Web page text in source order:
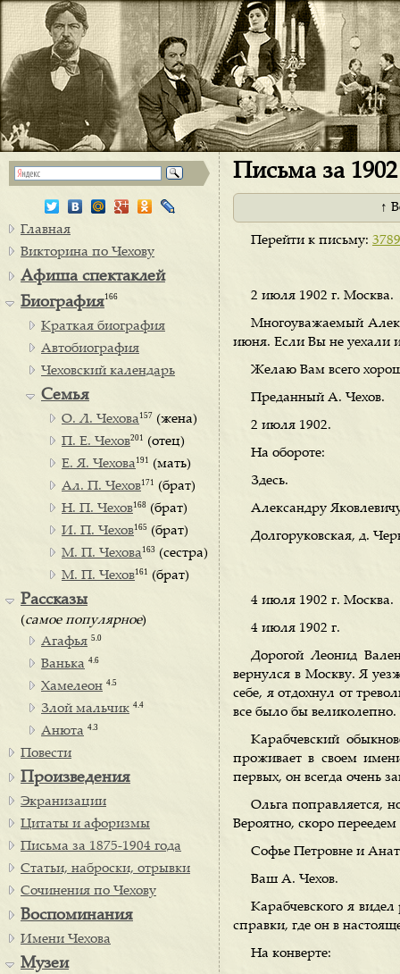
Письма за
↑
Перейти к письму: 3789
2 июля 1902 г. Москва.
Многоуважаемый
июня. Если Вы не уехали и
Желаю Вам всего
Преданный А. Чехов.
2 июля 1902.
На обороте:
Здесь.
Александру
Долгоруковская, д.
4 июля 1902 г. Москва.
4 июля 1902 г.
Дорогой Леонид
вернулся в Москву. Я
себе, я отдохнул от
все было бы великолепно.
Карабчевский
проживает в своем
первых, он всегда очень
Ольга поправляется,
Вероятно, скоро
Софье Петровне и
Ваш А. Чехов.
Карабчевского я
справки, где он в
На конверте:
Главная
Викторина по Чехову
Афиша спектаклей
Биография166
Краткая биография
Автобиография
Чеховский календарь
Семья
О. Л. Чехова 157 (жена)
П. Е. Чехов201 (отец)
Е. Я. Чехова 191 (мать)
Ал. П. Чехов171 (брат)
Н. П. Чехов168 (брат)
И. П. Чехов165 (брат)
М. П. Чехова 163 (сестра)
М. П. Чехов161 (брат)
Рассказы
(самое популярное)
Агафья 5.0
Ванька 4.6
Хамелеон 4.5
Злой мальчик 4.4
Анюта 4.3
Повести
Произведения
Экранизации
Цитаты и афоризмы
Письма за 1875-1904 года
Статьи, наброски, отрывки
Сочинения по Чехову
Воспоминания
Имени Чехова
Музеи